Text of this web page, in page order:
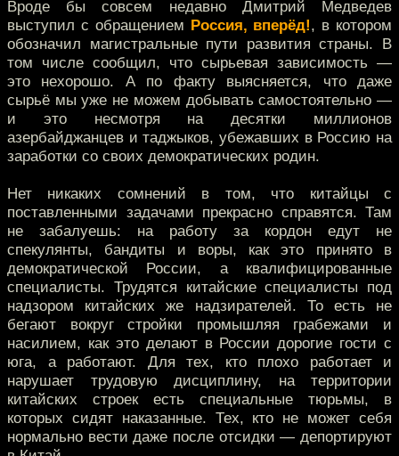
Вроде бы совсем недавно Дмитрий Медведев
выступил с обращением Россия, вперёд!, в котором
обозначил магистральные пути развития страны. В
том числе сообщил, что сырьевая зависимость —
это нехорошо. А по факту выясняется, что даже
сырьё мы уже не можем добывать самостоятельно —
и это несмотря на десятки миллионов
азербайджанцев и таджыков, убежавших в Россию на
заработки со своих демократических родин.
Нет никаких сомнений в том, что китайцы с
поставленными задачами прекрасно справятся. Там
не забалуешь: на работу за кордон едут не
спекулянты, бандиты и воры, как это принято в
демократической России, а квалифицированные
специалисты. Трудятся китайские специалисты под
надзором китайских же надзирателей. То есть не
бегают вокруг стройки промышляя грабежами и
насилием, как это делают в России дорогие гости с
юга, а работают. Для тех, кто плохо работает и
нарушает трудовую дисциплину, на территории
китайских строек есть специальные тюрьмы, в
которых сидят наказанные. Тех, кто не может себя
нормально вести даже после отсидки — депортируют